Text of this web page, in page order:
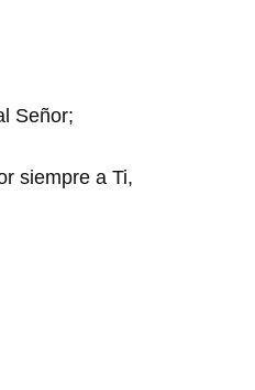
Señor;
siempre a Ti,